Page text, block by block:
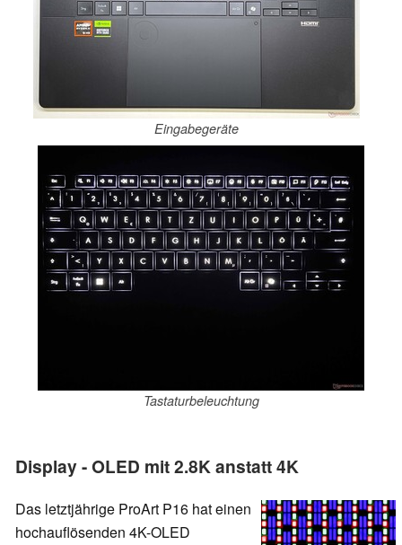
Eingabegeräte
Tastaturbeleuchtung
Display - OLED mit 2.8K anstatt 4K
Das letztjährige ProArt P16 hat einen
hochauflösenden 4K-OLED